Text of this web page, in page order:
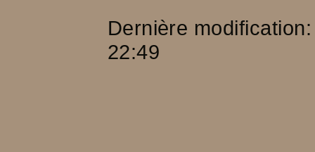
Dernière
22:49